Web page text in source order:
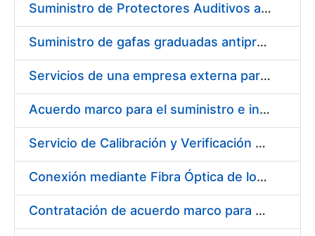
Suministro de Protectores Auditivos a medida para las personas trabajadoras de los Centros de Trabajo de Madrid y Burgos
Suministro de gafas graduadas antiproyecciones para los trabajadores de la FNMT-RCM en los centros de trabajo de Madrid y Burgos
Servicios de una empresa externa para el asesoramiento y resolución de los recursos de alzada que se presentan relacionados con procesos de selección para la FNMT-RCM
Acuerdo marco para el suministro e instalación de persianas, estores y otros complementos
Servicio de Calibración y Verificación Externa de los Equipos de Medición del Servicio de Prevención de la FNMT-RCM
Conexión mediante Fibra Óptica de los Centros de Proceso de Datos (CPDs) de las sedes de la FNMT-RCM de Burgos y Madrid
Contratación de acuerdo marco para el Suministro de Material de Electricidad para la Fábrica Nacional de Moneda y Timbre-Real Casa de la Moneda en su centro de trabajo de Burgos